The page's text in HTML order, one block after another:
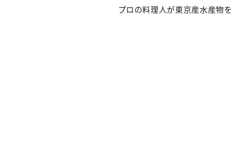
プロの料理人が東京産水産物